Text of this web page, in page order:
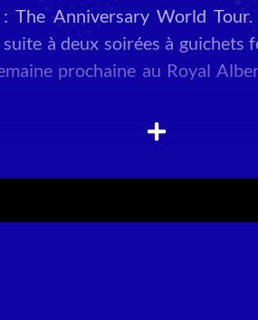
The Anniversary World Tour.
à deux soirées à guichets
prochaine au Royal
ajoutées à Dublin et Belfast lors
25 dernières années,